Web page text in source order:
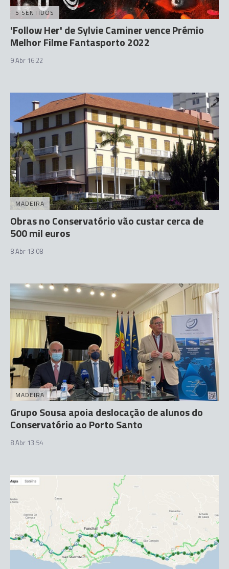
5 SENTIDOS
'Follow Her' de Sylvie Caminer vence Prémio
Melhor Filme Fantasporto 2022
9 Abr 16:22
MADEIRA
Obras no Conservatório vão custar cerca de
500 mil euros
8 Abr 13:08
MADEIRA
Grupo Sousa apoia deslocação de alunos do
Conservatório ao Porto Santo
8 Abr 13:54